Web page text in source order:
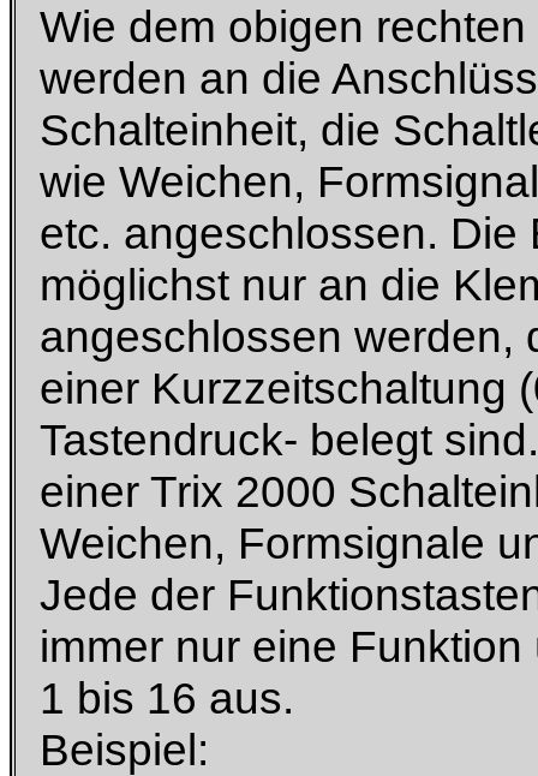
Wie dem obigen
werden an die
Schalteinheit, die
wie Weichen,
etc. angeschlossen.
möglichst nur an die
angeschlossen werden,
einer Kurzzeitschaltung
Tastendruck- belegt
einer Trix 2000
Weichen, Formsignale
Jede der
immer nur eine
1 bis 16 aus.
Beispiel: